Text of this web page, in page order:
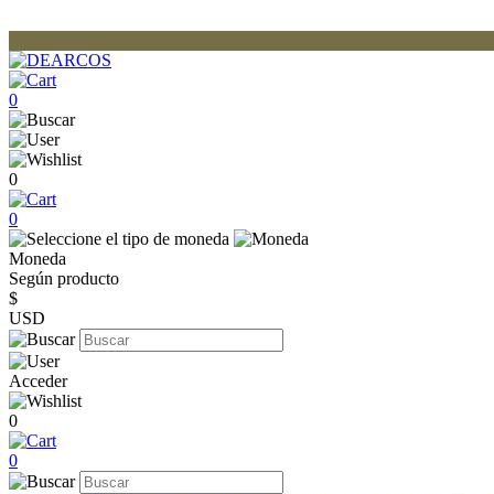
0
0
0
Moneda
Según producto
$
USD
Acceder
0
0